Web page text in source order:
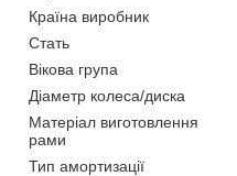
Країна виробник
Стать
Вікова група
Діаметр колеса/диска
Матеріал виготовлення
рами
Тип амортизації